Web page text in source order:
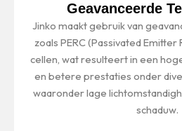
Geavanceerde
Jinko maakt gebruik van
zoals PERC (Passivated
cellen, wat resulteert in een
en betere prestaties onder
waaronder lage
schaduw.